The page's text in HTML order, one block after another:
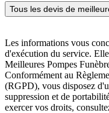
Tous les devis de
Les informations vous
d'exécution du service.
Meilleures Pompes
Conformément au
(RGPD), vous disposez
suppression et de
exercer vos droits,